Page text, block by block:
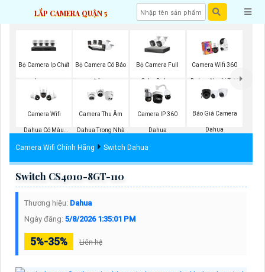
LẮP CAMERA QUẬN 5
Bộ Camera Ip Chất
Lượng
Bộ Camera Có Báo
Đông
Bộ Camera Full
Color Dahua
Camera Wifi 360
Dahua Ngoài Trời
Camera Wifi
Dahua Có Màu
Ban Đêm
Camera Thu Âm
Dahua Trong Nhà
Camera IP 360
Dahua
Báo Giá Camera
Dahua
Camera Wifi Chính Hãng Switch Dahua
Switch CS4010-8GT-110
Thương hiệu: Dahua
Ngày đăng: 5/8/2026 1:35:01 PM
5%-35% Liên hệ